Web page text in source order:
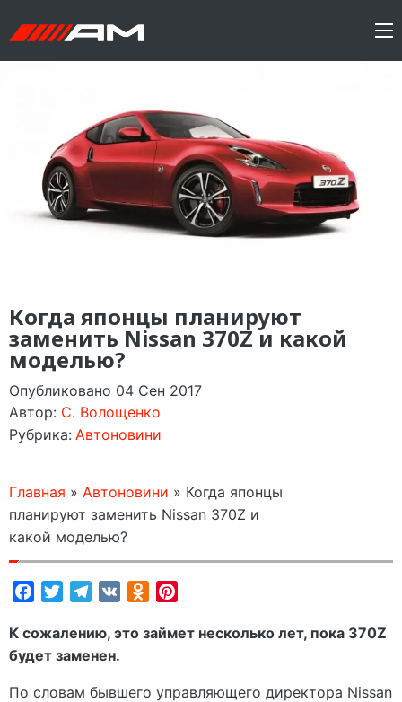
Когда японцы планируют
заменить Nissan 370Z и какой
моделью?
Опубликовано 04 Сен 2017
Автор: C. Волощенко
Рубрика: Автоновини
Главная » Автоновини » Когда японцы
планируют заменить Nissan 370Z и
какой моделью?
FacebookTwitterTelegram
VK Odnoklassniki
К сожалению, это займет несколько лет, пока 370Z
будет заменен.
По словам бывшего управляющего директора Nissan